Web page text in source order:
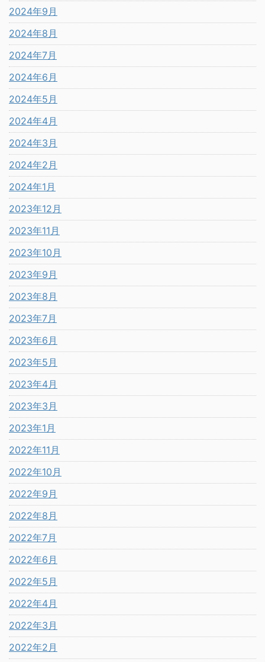
2024年9月
2024年8月
2024年7月
2024年6月
2024年5月
2024年4月
2024年3月
2024年2月
2024年1月
2023年12月
2023年11月
2023年10月
2023年9月
2023年8月
2023年7月
2023年6月
2023年5月
2023年4月
2023年3月
2023年1月
2022年11月
2022年10月
2022年9月
2022年8月
2022年7月
2022年6月
2022年5月
2022年4月
2022年3月
2022年2月